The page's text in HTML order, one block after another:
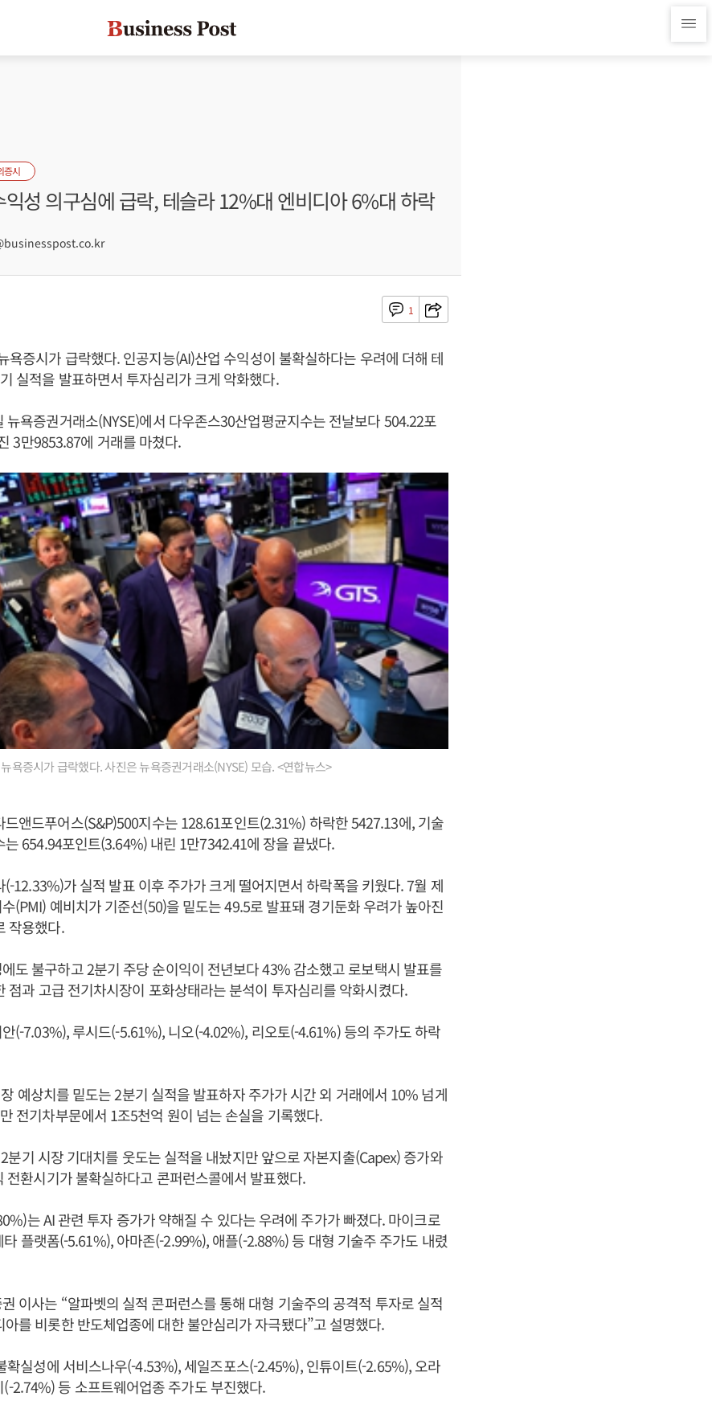
증시
익성 의구심에 급락, 테슬라 12%대 엔비디아 6%대 하락
1
욕증시가 급락했다. 인공지능(AI)산업 수익성이 불확실하다는 우려에 더해 테
실적을 발표하면서 투자심리가 크게 악화했다.
뉴욕증권거래소(NYSE)에서 다우존스30산업평균지수는 전날보다 504.22포
3만9853.87에 거래를 마쳤다.
욕증시가 급락했다. 사진은 뉴욕증권거래소(NYSE) 모습. <연합뉴스>
드앤드푸어스(S&P)500지수는 128.61포인트(2.31%) 하락한 5427.13에, 기술
는 654.94포인트(3.64%) 내린 1만7342.41에 장을 끝냈다.
(-12.33%)가 실적 발표 이후 주가가 크게 떨어지면서 하락폭을 키웠다. 7월 제
(PMI) 예비치가 기준선(50)을 밑도는 49.5로 발표돼 경기둔화 우려가 높아진
작용했다.
도 불구하고 2분기 주당 순이익이 전년보다 43% 감소했고 로보택시 발표를
점과 고급 전기차시장이 포화상태라는 분석이 투자심리를 악화시켰다.
(-7.03%), 루시드(-5.61%), 니오(-4.02%), 리오토(-4.61%) 등의 주가도 하락
예상치를 밑도는 2분기 실적을 발표하자 주가가 시간 외 거래에서 10% 넘게
전기차부문에서 1조5천억 원이 넘는 손실을 기록했다.
분기 시장 기대치를 웃도는 실적을 내놨지만 앞으로 자본지출(Capex) 증가와
전환시기가 불확실하다고 콘퍼런스콜에서 발표했다.
는 AI 관련 투자 증가가 약해질 수 있다는 우려에 주가가 빠졌다. 마이크로
플랫폼(-5.61%), 아마존(-2.99%), 애플(-2.88%) 등 대형 기술주 주가도 내렸
이사는 “알파벳의 실적 콘퍼런스를 통해 대형 기술주의 공격적 투자로 실적
를 비롯한 반도체업종에 대한 불안심리가 자극됐다”고 설명했다.
확실성에 서비스나우(-4.53%), 세일즈포스(-2.45%), 인튜이트(-2.65%), 오라
2.74%) 등 소프트웨어업종 주가도 부진했다.